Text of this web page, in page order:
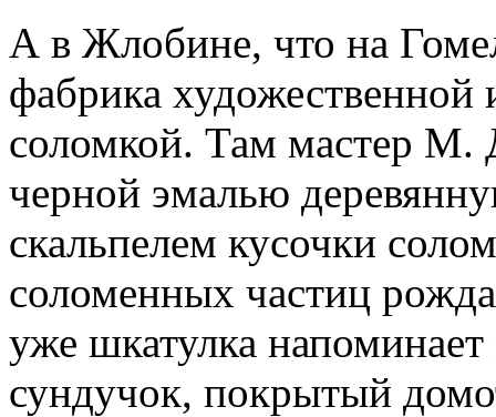
А в Жлобине, что на
фабрика художественной
соломкой. Там мастер М.
черной эмалью
скальпелем кусочки
соломенных частиц
уже шкатулка
сундучок, покрытый